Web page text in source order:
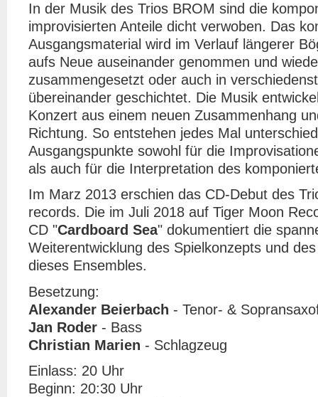
In der Musik des Trios BROM sind die
improvisierten Anteile dicht verwoben. Das
Ausgangsmaterial wird im Verlauf längerer
aufs Neue auseinander genommen und
zusammengesetzt oder auch in
übereinander geschichtet. Die Musik
Konzert aus einem neuen Zusammenhang
Richtung. So entstehen jedes Mal
Ausgangspunkte sowohl für die
als auch für die Interpretation des
Im Marz 2013 erschien das CD-Debut des
records. Die im Juli 2018 auf Tiger Moon
CD "Cardboard Sea" dokumentiert die
Weiterentwicklung des Spielkonzepts und
dieses Ensembles.
Besetzung:
Alexander Beierbach - Tenor- &
Jan Roder - Bass
Christian Marien - Schlagzeug
Einlass: 20 Uhr
Beginn: 20:30 Uhr